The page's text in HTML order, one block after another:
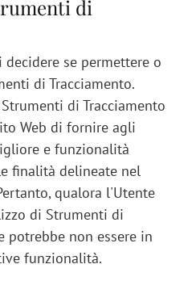
di
se permettere o
di Tracciamento.
di Tracciamento
Web di fornire agli
e funzionalità
finalità delineate nel
qualora l'Utente
di Strumenti di
potrebbe non essere in
funzionalità.